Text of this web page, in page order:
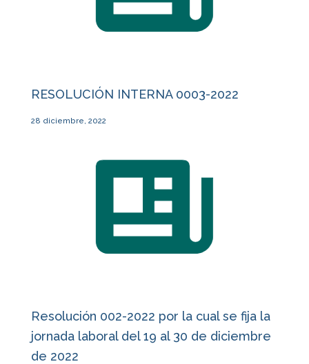
RESOLUCIÓN INTERNA 0003-2022
28 diciembre, 2022
Resolución 002-2022 por la cual se fija la
jornada laboral del 19 al 30 de diciembre
de 2022